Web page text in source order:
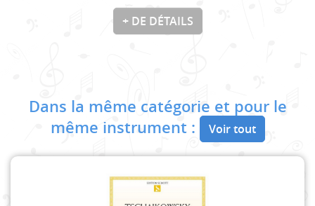
+ DE DÉTAILS
Dans la même catégorie et pour le
même instrument :
Voir tout